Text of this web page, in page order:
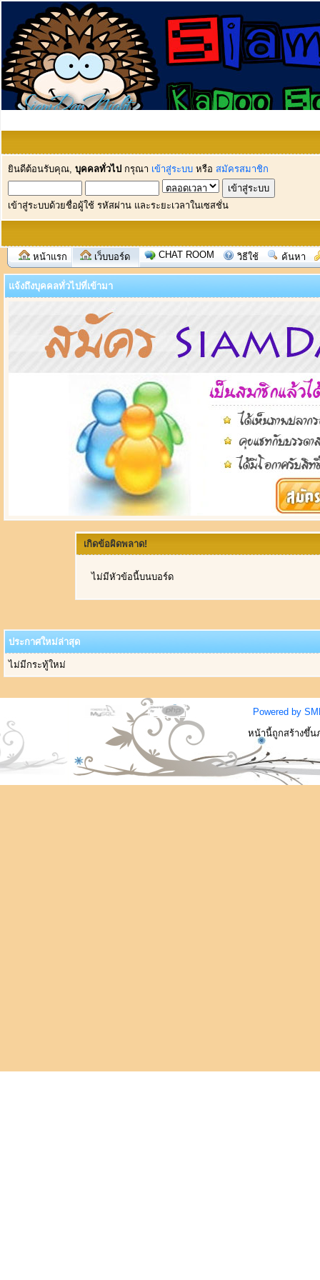
ยินดีต้อนรับคุณ, บุคคลทั่วไป กรุณา เข้าสู่ระบบ หรือ สมัครสมาชิก
เข้าสู่ระบบด้วยชื่อผู้ใช้ รหัสผ่าน และระยะเวลาในเซสชั่น
หน้าแรก เว็บบอร์ด CHAT ROOM วิธีใช้ ค้นหา
แจ้งถึงบุคคลทั่วไปที่เข้ามา
เกิดข้อผิดพลาด!
ไม่มีหัวข้อนี้บนบอร์ด
ประกาศใหม่ล่าสุด
ไม่มีกระทู้ใหม่
Powered by
หน้านี้ถูกสร้างขึ้น